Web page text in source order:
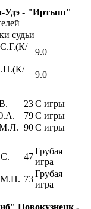
Удэ - "Иртыш"
судьи
9.0
9.0
23С игры
79С игры
90С игры
47
Грубая
игра
М.Н. 73
Грубая
игра
Новокузнецк -